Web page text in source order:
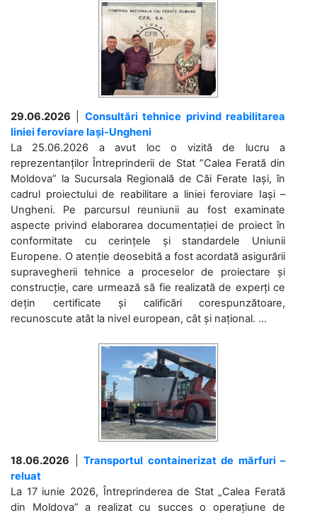
29.06.2026
Consultări tehnice privind reabilitarea
liniei feroviare Iași-Ungheni
La 25.06.2026 a avut loc o vizită de lucru a
reprezentanților Întreprinderii de Stat ”Calea Ferată din
Moldova” la Sucursala Regională de Căi Ferate Iași, în
cadrul proiectului de reabilitare a liniei feroviare Iași –
Ungheni. Pe parcursul reuniunii au fost examinate
aspecte privind elaborarea documentației de proiect în
conformitate cu cerințele și standardele Uniunii
Europene. O atenție deosebită a fost acordată asigurării
supravegherii tehnice a proceselor de proiectare și
construcție, care urmează să fie realizată de experți ce
dețin certificate și calificări corespunzătoare,
recunoscute atât la nivel european, cât și național. ...
18.06.2026
Transportul containerizat de mărfuri –
reluat
La 17 iunie 2026, Întreprinderea de Stat „Calea Ferată
din Moldova” a realizat cu succes o operațiune de